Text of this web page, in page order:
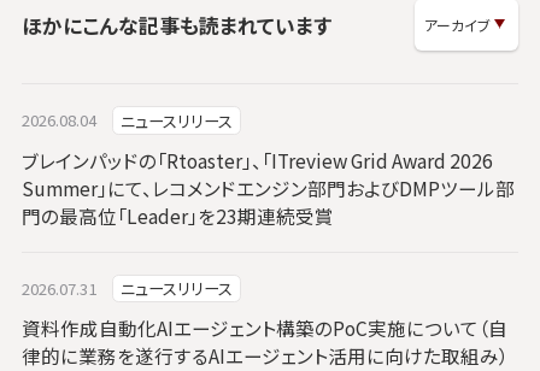
ほかにこんな記事も読まれています
2026.08.04 ニュースリリース
ブレインパッドの「Rtoaster」、「ITreview Grid Award 2026
Summer」にて、レコメンドエンジン部門およびDMPツール部
門の最高位「Leader」を23期連続受賞
2026.07.31 ニュースリリース
資料作成自動化AIエージェント構築のPoC実施について（自
律的に業務を遂行するAIエージェント活用に向けた取組み）